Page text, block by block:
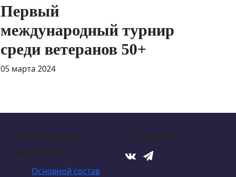
Первый
международный турнир
среди ветеранов 50+
05 марта 2024
Календарь
матчей
Основной состав
Соцсети